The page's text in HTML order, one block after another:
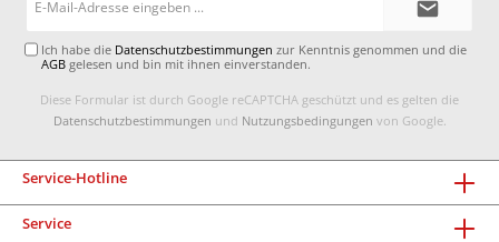
Ich habe die Datenschutzbestimmungen zur Kenntnis genommen und die
AGB gelesen und bin mit ihnen einverstanden.
Diese Formular ist durch Google reCAPTCHA geschützt und es gelten die
Datenschutzbestimmungen und Nutzungsbedingungen von Google.
Service-Hotline
Service